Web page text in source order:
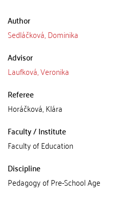
Author
Sedláčková, Dominika
Advisor
Laufková, Veronika
Referee
Horáčková, Klára
Faculty / Institute
Faculty of Education
Discipline
Pedagogy of Pre-School Age